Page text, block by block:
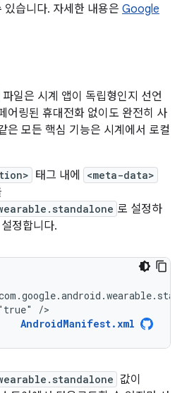
습니다. 자세한 내용은 Google
파일은 시계 앱이 독립형인지 선언
어링된 휴대전화 없이도 완전히 사
은 모든 핵심 기능은 시계에서 로컬
태그 내에 <meta-data>
로 설정하
정합니다.
/>
AndroidManifest.xml
값이